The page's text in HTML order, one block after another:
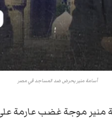
أسامة منير يحرض ضد المساجد في مصر
منير موجة غضب عارمة